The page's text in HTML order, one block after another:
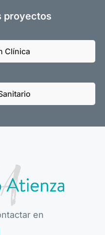
proyectos
Clínica
en